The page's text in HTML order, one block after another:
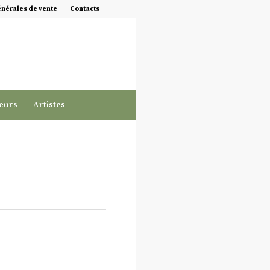
de vente Contacts
Artistes